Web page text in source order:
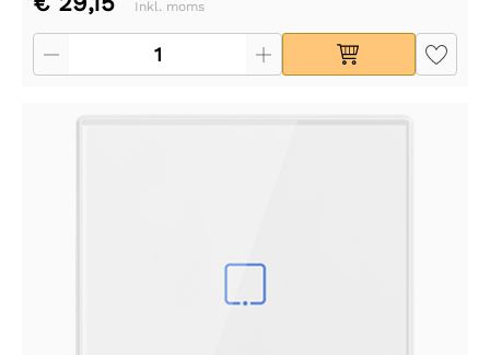
Inkl. moms